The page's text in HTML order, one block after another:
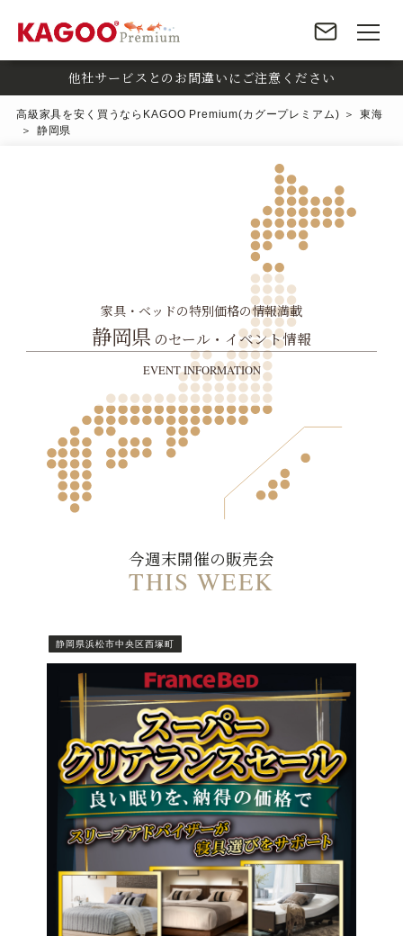
他社サービスとのお間違いにご注意ください
高級家具を安く買うならKAGOO Premium(カグープレミアム)
東海
静岡県
静岡県 のセール・イベント情報
家具・ベッドの特別価格の情報満載
EVENT INFORMATION
今週末開催の販売会
THIS WEEK
静岡県浜松市中央区西塚町